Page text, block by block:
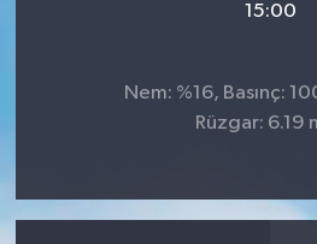
15:00
Nem: %16, Basınç:
Rüzgar: 6.19